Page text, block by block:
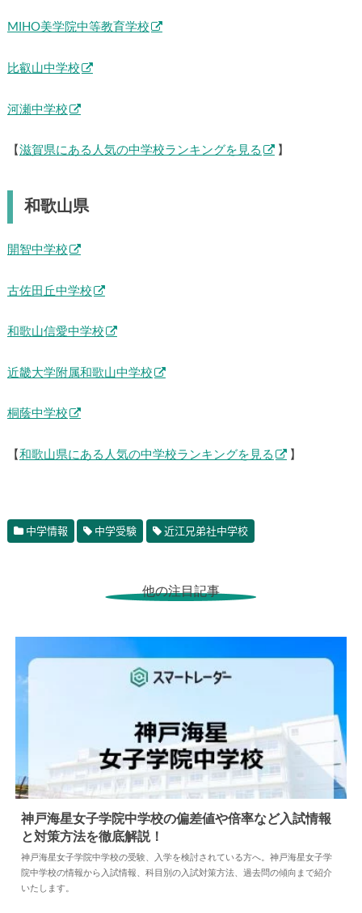
MIHO美学院中等教育学校
比叡山中学校
河瀬中学校
【 滋賀県にある人気の中学校ランキングを見る 】
和歌山県
開智中学校
古佐田丘中学校
和歌山信愛中学校
近畿大学附属和歌山中学校
桐蔭中学校
【 和歌山県にある人気の中学校ランキングを見る 】
中学情報 中学受験 近江兄弟社中学校
他の注目記事
中学情報 2024.04.02
神戸海星女子学院中学校の偏差値や倍率など入試情報
と対策方法を徹底解説！
神戸海星女子学院中学校の受験、入学を検討されている方へ。神戸海星女子学
院中学校の情報から入試情報、科目別の入試対策方法、過去問の傾向まで紹介
いたします。